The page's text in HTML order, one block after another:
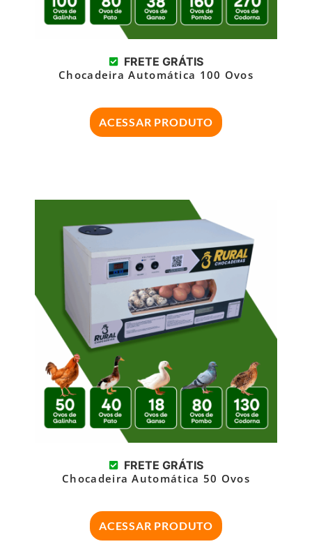
FRETE GRÁTIS
Chocadeira Automática 100 Ovos
ACESSAR PRODUTO
FRETE GRÁTIS
Chocadeira Automática 50 Ovos
ACESSAR PRODUTO